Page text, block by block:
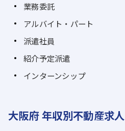
業務委託
アルバイト・パート
派遣社員
紹介予定派遣
インターンシップ
大阪府 年収別不動産求人